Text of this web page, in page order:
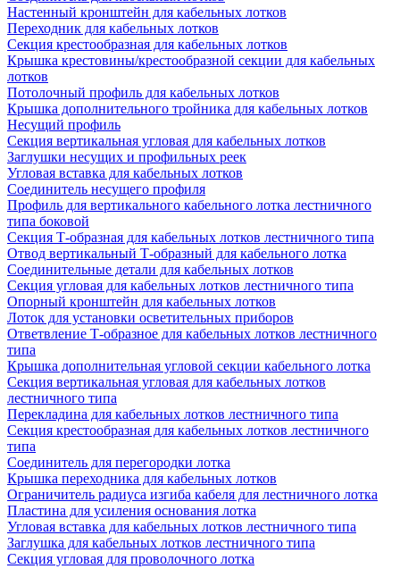
Настенный кронштейн для кабельных лотков
Переходник для кабельных лотков
Секция крестообразная для кабельных лотков
Крышка крестовины/крестообразной секции для кабельных
лотков
Потолочный профиль для кабельных лотков
Крышка дополнительного тройника для кабельных лотков
Несущий профиль
Секция вертикальная угловая для кабельных лотков
Заглушки несущих и профильных реек
Угловая вставка для кабельных лотков
Соединитель несущего профиля
Профиль для вертикального кабельного лотка лестничного
типа боковой
Секция Т-образная для кабельных лотков лестничного типа
Отвод вертикальный Т-образный для кабельного лотка
Соединительные детали для кабельных лотков
Секция угловая для кабельных лотков лестничного типа
Опорный кронштейн для кабельных лотков
Лоток для установки осветительных приборов
Ответвление Т-образное для кабельных лотков лестничного
типа
Крышка дополнительная угловой секции кабельного лотка
Секция вертикальная угловая для кабельных лотков
лестничного типа
Перекладина для кабельных лотков лестничного типа
Секция крестообразная для кабельных лотков лестничного
типа
Соединитель для перегородки лотка
Крышка переходника для кабельных лотков
Ограничитель радиуса изгиба кабеля для лестничного лотка
Пластина для усиления основания лотка
Угловая вставка для кабельных лотков лестничного типа
Заглушка для кабельных лотков лестничного типа
Секция угловая для проволочного лотка